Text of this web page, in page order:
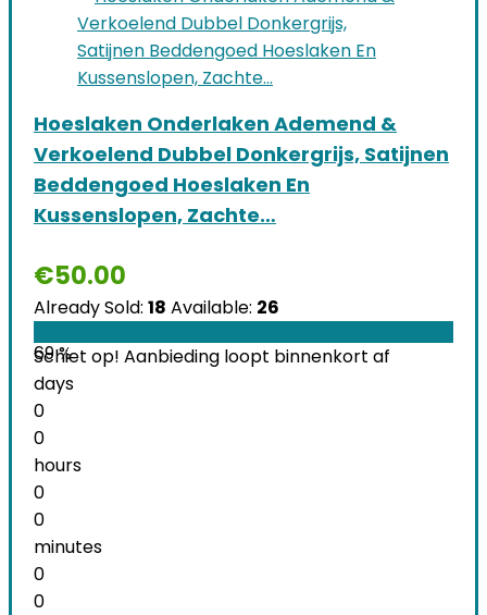
Hoeslaken Onderlaken Ademend &
Verkoelend Dubbel Donkergrijs, Satijnen
Beddengoed Hoeslaken En
Kussenslopen, Zachte…
€50.00
Already Sold: 18 Available: 26
69 %
Schiet op! Aanbieding loopt binnenkort af
days
0
0
hours
0
0
minutes
0
0